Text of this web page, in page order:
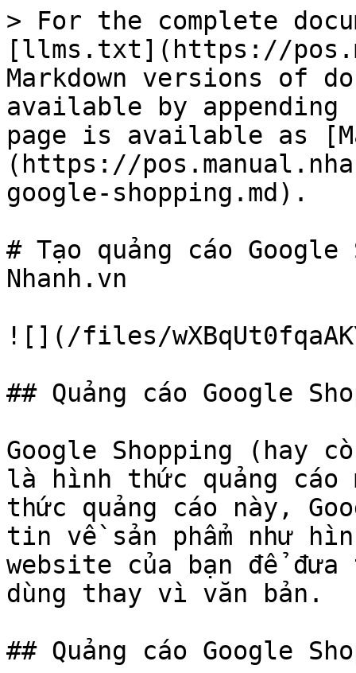
> For the complete
[llms.txt](https://
Markdown versions of
available by
page is available as
(https://
google-shopping.md).
# Tạo quảng cáo
Nhanh.vn
![](/files/
## Quảng cáo Google
Google Shopping (hay
là hình thức quảng cáo
thức quảng cáo này,
tin về sản phẩm như
website của bạn để
dùng thay vì văn bản.
## Quảng cáo Google